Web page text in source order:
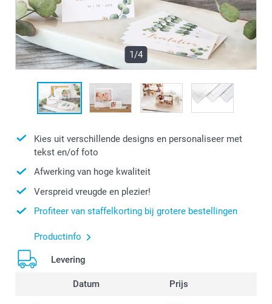
1/4
Kies uit verschillende designs en personaliseer met
tekst en/of foto
Afwerking van hoge kwaliteit
Verspreid vreugde en plezier!
Profiteer van staffelkorting bij grotere bestellingen
Productinfo
Levering
Datum Prijs